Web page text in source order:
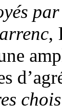
,